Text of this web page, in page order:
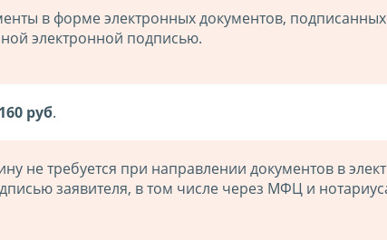
в форме электронных документов, подписанных
электронной подписью.
160 руб.
не требуется при направлении документов в
заявителя, в том числе через МФЦ и